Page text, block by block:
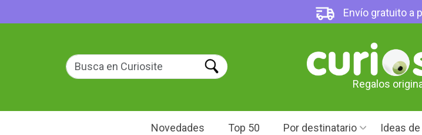
Envío gratuito a
Regalos
Novedades Top 50 Por destinatario Ideas